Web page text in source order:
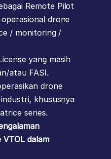
Remote Pilot
drone
/ monitoring /
yang masih
atau FASI.
drone
khususnya
series.
dalam